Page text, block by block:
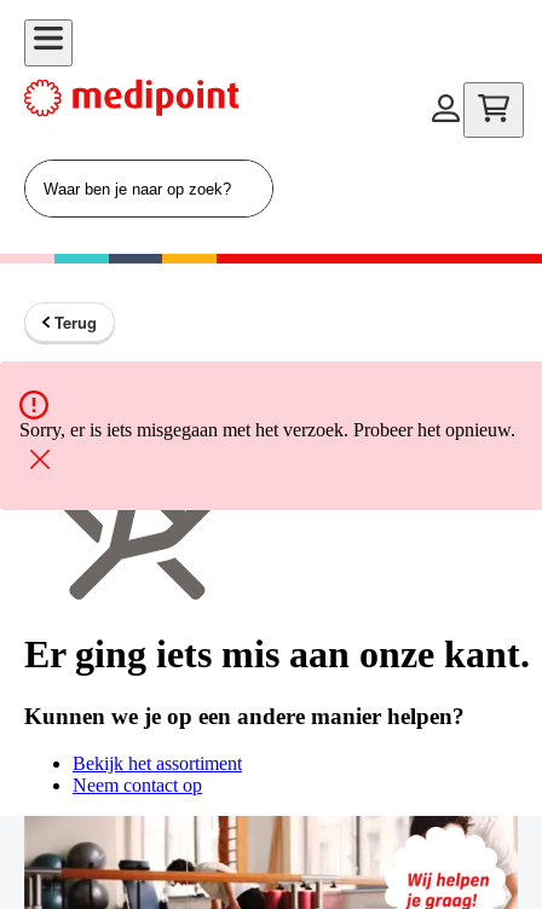
Terug
Sorry, er is iets misgegaan met het verzoek. Probeer het opnieuw.
Er ging iets mis aan onze kant.
Kunnen we je op een andere manier helpen?
Bekijk het assortiment
Neem contact op